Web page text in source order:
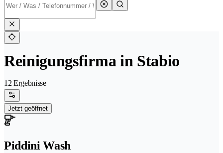
Reinigungsfirma in Stabio
12 Ergebnisse
Jetzt geöffnet
Piddini Wash